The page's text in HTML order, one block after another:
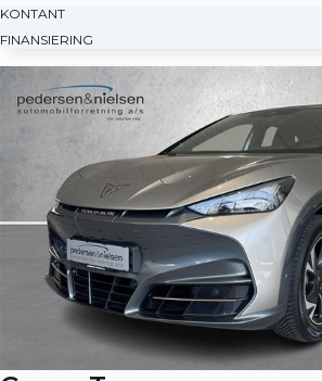
KONTANT
FINANSIERING